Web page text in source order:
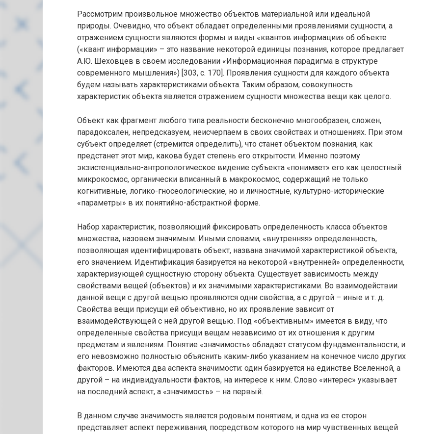
Рассмотрим произвольное множество объектов материальной или идеальной
природы. Очевидно, что объект обладает определенными проявлениями сущности, а
отражением сущности являются формы и виды «квантов информации» об объекте
(«квант информации» – это название некоторой единицы познания, которое предлагает
А.Ю. Шеховцев в своем исследовании «Информационная парадигма в структуре
современного мышления») [303, с. 170]. Проявления сущности для каждого объекта
будем называть характеристиками объекта. Таким образом, совокупность
характеристик объекта является отражением сущности множества вещи как целого.
Объект как фрагмент любого типа реальности бесконечно многообразен, сложен,
парадоксален, непредсказуем, неисчерпаем в своих свойствах и отношениях. При этом
субъект определяет (стремится определить), что станет объектом познания, как
предстанет этот мир, какова будет степень его открытости. Именно поэтому
экзистенциально-антропологическое видение субъекта «понимает» его как целостный
микрокосмос, органически вписанный в макрокосмос, содержащий не только
когнитивные, логико-гносеологические, но и личностные, культурно-исторические
«параметры» в их понятийно-абстрактной форме.
Набор характеристик, позволяющий фиксировать определенность класса объектов
множества, назовем значимым. Иными словами, «внутренняя» определенность,
позволяющая идентифицировать объект, названа значимой характеристикой объекта,
его значением. Идентификация базируется на некоторой «внутренней» определенности,
характеризующей сущностную сторону объекта. Существует зависимость между
свойствами вещей (объектов) и их значимыми характеристиками. Во взаимодействии
данной вещи с другой вещью проявляются одни свойства, а с другой – иные и т. д.
Свойства вещи присущи ей объективно, но их проявление зависит от
взаимодействующей с ней другой вещью. Под «объективным» имеется в виду, что
определенные свойства присущи вещам независимо от их отношения к другим
предметам и явлениям. Понятие «значимость» обладает статусом фундаментальности, и
его невозможно полностью объяснить каким-либо указанием на конечное число других
факторов. Имеются два аспекта значимости: один базируется на единстве Вселенной, а
другой – на индивидуальности фактов, на интересе к ним. Слово «интерес» указывает
на последний аспект, а «значимость» – на первый.
В данном случае значимость является родовым понятием, и одна из ее сторон
представляет аспект переживания, посредством которого на мир чувственных вещей